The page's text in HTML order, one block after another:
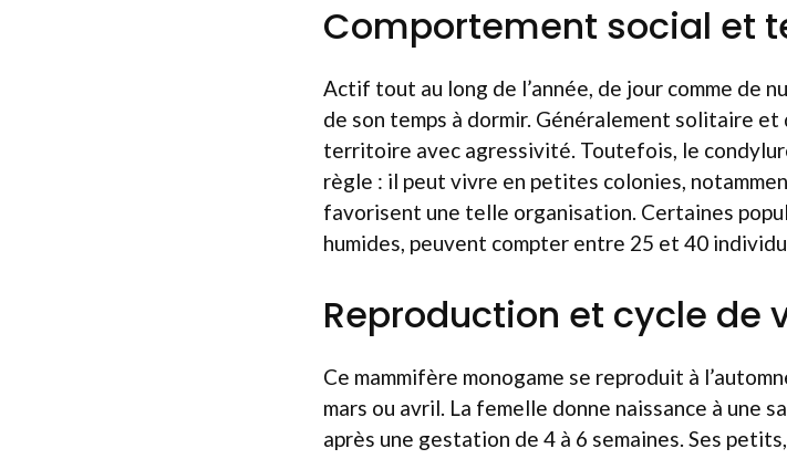
Comportement social et
Actif tout au long de l’année, de jour comme de
de son temps à dormir. Généralement solitaire
territoire avec agressivité. Toutefois, le
règle : il peut vivre en petites colonies,
favorisent une telle organisation. Certaines
humides, peuvent compter entre 25 et 40
Reproduction et cycle de
Ce mammifère monogame se reproduit à
mars ou avril. La femelle donne naissance à une
après une gestation de 4 à 6 semaines. Ses